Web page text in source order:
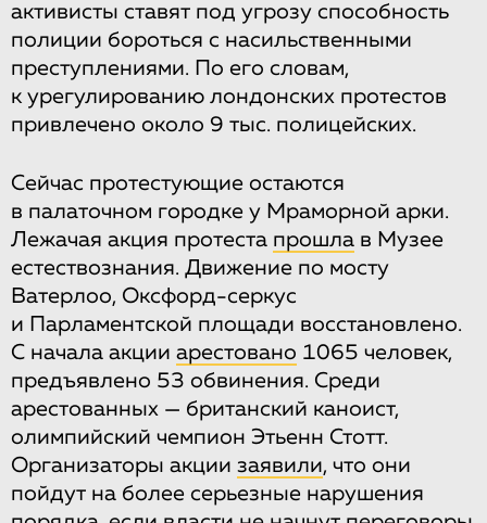
активисты ставят под угрозу способность
полиции бороться с насильственными
преступлениями. По его словам,
к урегулированию лондонских протестов
привлечено около 9 тыс. полицейских.
Сейчас протестующие остаются
в палаточном городке у Мраморной арки.
Лежачая акция протеста прошла в Музее
естествознания. Движение по мосту
Ватерлоо, Оксфорд-серкус
и Парламентской площади восстановлено.
С начала акции арестовано 1065 человек,
предъявлено 53 обвинения. Среди
арестованных — британский каноист,
олимпийский чемпион Этьенн Стотт.
Организаторы акции заявили, что они
пойдут на более серьезные нарушения